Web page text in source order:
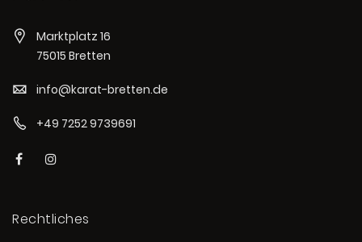
Marktplatz 16
75015 Bretten
info@karat-bretten.de
+49 7252 9739691
Rechtliches